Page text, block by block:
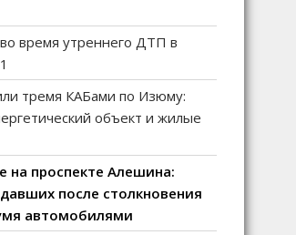
время утреннего ДТП в
тремя КАБами по Изюму:
объект и жилые
на проспекте Алешина:
после столкновения
автомобилями